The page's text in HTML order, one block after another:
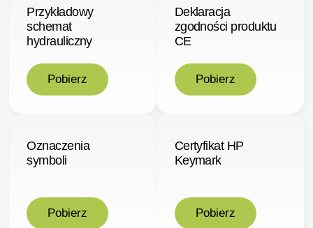
Przykładowy
schemat
hydrauliczny
Pobierz
Deklaracja
zgodności produktu
CE
Pobierz
Oznaczenia
symboli
Pobierz
Certyfikat HP
Keymark
Pobierz